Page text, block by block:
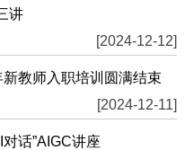
讲
[2024-12-12]
教师入职培训圆满结束
[2024-12-11]
话”AIGC讲座